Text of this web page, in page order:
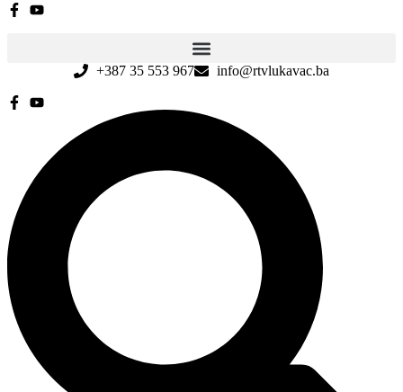
+387 35 553 967 info@rtvlukavac.ba